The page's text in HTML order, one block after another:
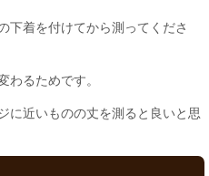
下着を付けてから測ってくださ
わるためです。
に近いものの丈を測ると良いと思